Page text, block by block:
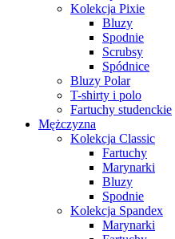
Kolekcja Pixie
Bluzy
Spodnie
Scrubsy
Spódnice
Bluzy Polar
T-shirty i polo
Fartuchy studenckie
Mężczyzna
Kolekcja Classic
Fartuchy
Marynarki
Bluzy
Spodnie
Kolekcja Spandex
Marynarki